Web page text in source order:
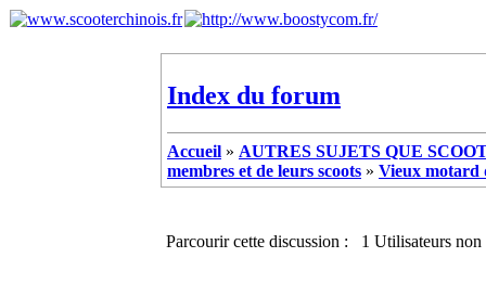
Index du forum
Accueil » AUTRES SUJETS QUE
membres et de leurs scoots » Vieux motard
Parcourir cette discussion : 1 Utilisateurs non